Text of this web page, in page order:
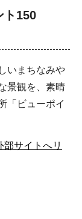
ト150
いまちなみや
景観を、素晴
「ビューポイ
サイトへリ